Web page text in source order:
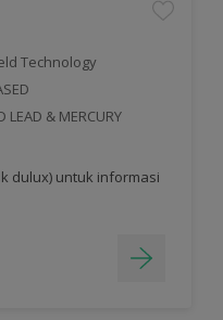
Technology
LEAD & MERCURY
dulux) untuk informasi